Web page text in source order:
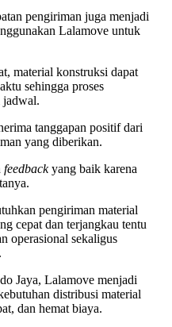
pengiriman juga menjadi
Lalamove untuk
material konstruksi dapat
sehingga proses
jadwal.
tanggapan positif dari
yang diberikan.
feedbackyang baik karena
pengiriman material
cepat dan terjangkau tentu
operasional sekaligus
Jaya, Lalamove menjadi
distribusi material
dan hemat biaya.